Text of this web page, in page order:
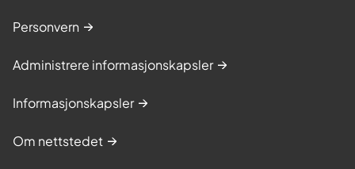
Personvern
Administrere informasjonskapsler
Informasjonskapsler
Om nettstedet